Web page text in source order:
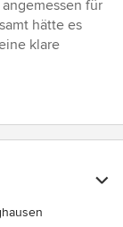
für
hätte es
klare